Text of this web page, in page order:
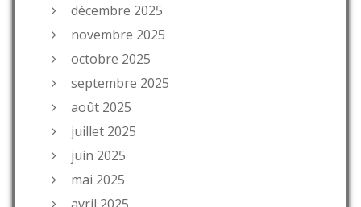
décembre 2025
novembre 2025
octobre 2025
septembre 2025
août 2025
juillet 2025
juin 2025
mai 2025